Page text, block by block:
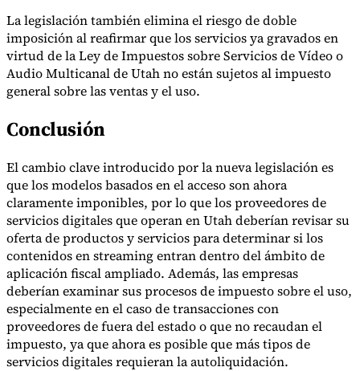
La legislación también elimina el riesgo de doble
imposición al reafirmar que los servicios ya gravados en
virtud de la Ley de Impuestos sobre Servicios de Vídeo o
Audio Multicanal de Utah no están sujetos al impuesto
general sobre las ventas y el uso.
Conclusión
El cambio clave introducido por la nueva legislación es
que los modelos basados en el acceso son ahora
claramente imponibles, por lo que los proveedores de
servicios digitales que operan en Utah deberían revisar su
oferta de productos y servicios para determinar si los
contenidos en streaming entran dentro del ámbito de
aplicación fiscal ampliado. Además, las empresas
deberían examinar sus procesos de impuesto sobre el uso,
especialmente en el caso de transacciones con
proveedores de fuera del estado o que no recaudan el
impuesto, ya que ahora es posible que más tipos de
servicios digitales requieran la autoliquidación.